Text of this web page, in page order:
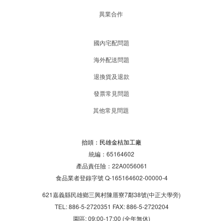
異業合作
國內宅配問題
海外配送問題
退換貨及退款
發票常見問題
其他常見問題
抬頭：民雄金桔加工廠
統編：65164602
產品責任險：22A0056061
食品業者登錄字號 Q-165164602-00000-4
621嘉義縣民雄鄉三興村陳厝寮7鄰38號(中正大學旁)
TEL: 886-5-2720351 FAX: 886-5-2720204
園區: 09:00-17:00 (全年無休)